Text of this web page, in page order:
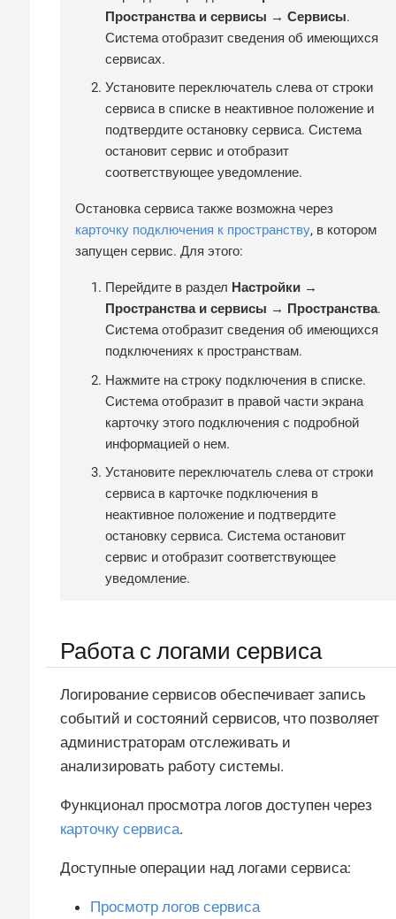
Пространства и сервисы → Сервисы.
Система отобразит сведения об имеющихся
сервисах.
Установите переключатель слева от строки
сервиса в списке в неактивное положение и
подтвердите остановку сервиса. Система
остановит сервис и отобразит
соответствующее уведомление.
Остановка сервиса также возможна через
карточку подключения к пространству, в котором
запущен сервис. Для этого:
Перейдите в раздел Настройки →
Пространства и сервисы → Пространства.
Система отобразит сведения об имеющихся
подключениях к пространствам.
Нажмите на строку подключения в списке.
Система отобразит в правой части экрана
карточку этого подключения с подробной
информацией о нем.
Установите переключатель слева от строки
сервиса в карточке подключения в
неактивное положение и подтвердите
остановку сервиса. Система остановит
сервис и отобразит соответствующее
уведомление.
Работа с логами сервиса
Логирование сервисов обеспечивает запись
событий и состояний сервисов, что позволяет
администраторам отслеживать и
анализировать работу системы.
Функционал просмотра логов доступен через
карточку сервиса.
Доступные операции над логами сервиса:
Просмотр логов сервиса